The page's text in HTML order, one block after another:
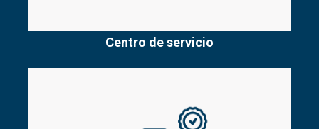
Centro de servicio